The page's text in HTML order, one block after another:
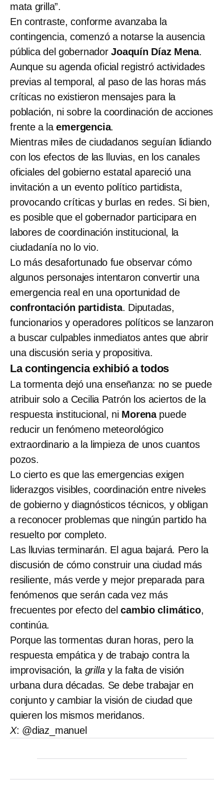
mata grilla”.
En contraste, conforme avanzaba la
contingencia, comenzó a notarse la ausencia
pública del gobernadorJoaquín Díaz Mena.
Aunque su agenda oficial registró actividades
previas al temporal, al paso de las horas más
críticas no existieron mensajes para la
población, ni sobre la coordinación de acciones
frente a laemergencia.
Mientras miles de ciudadanos seguían lidiando
con los efectos de las lluvias, en los canales
oficiales del gobierno estatal apareció una
invitación a un evento político partidista,
provocando críticas y burlas en redes. Si bien,
es posible que el gobernador participara en
labores de coordinación institucional, la
ciudadanía no lo vio.
Lo más desafortunado fue observar cómo
algunos personajes intentaron convertir una
emergencia real en una oportunidad de
confrontación partidista. Diputadas,
funcionarios y operadores políticos se lanzaron
a buscar culpables inmediatos antes que abrir
una discusión seria y propositiva.
La contingencia exhibió a todos
La tormenta dejó una enseñanza: no se puede
atribuir solo a Cecilia Patrón los aciertos de la
respuesta institucional, ni Morena puede
reducir un fenómeno meteorológico
extraordinario a la limpieza de unos cuantos
pozos.
Lo cierto es que las emergencias exigen
liderazgos visibles, coordinación entre niveles
de gobierno y diagnósticos técnicos, y obligan
a reconocer problemas que ningún partido ha
resuelto por completo.
Las lluvias terminarán. El agua bajará. Pero la
discusión de cómo construir una ciudad más
resiliente, más verde y mejor preparada para
fenómenos que serán cada vez más
frecuentes por efecto delcambio climático,
continúa.
Porque las tormentas duran horas, pero la
respuesta empática y de trabajo contra la
improvisación, la grillay la falta de visión
urbana dura décadas. Se debe trabajar en
conjunto y cambiar la visión de ciudad que
quieren los mismos meridanos.
X: @diaz_manuel